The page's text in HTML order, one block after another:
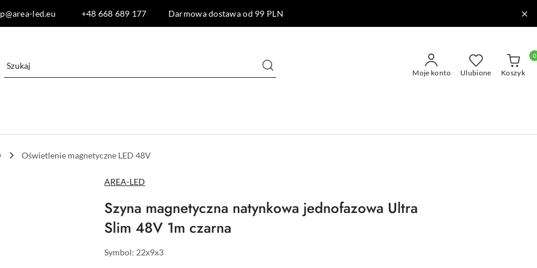
led.eu +48 668 689 177 Darmowa dostawa od 99 PLN
Moje konto Ulubione Koszyk
0
Oświetlenie magnetyczne LED 48V
NAZWA
PRODUCENTA:
AREA-LED
Szyna magnetyczna natynkowa jednofazowa Ultra
Slim 48V 1m czarna
Symbol: 22x9x3